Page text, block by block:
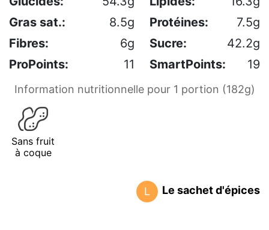
Gras sat.:
8.5g Protéines:
7.5g
Fibres:
6g Sucre:
42.2g
ProPoints:
11 SmartPoints: 19
Information nutritionnelle pour 1 portion (182g)
Sans fruit
à coque
L Le sachet d'épices